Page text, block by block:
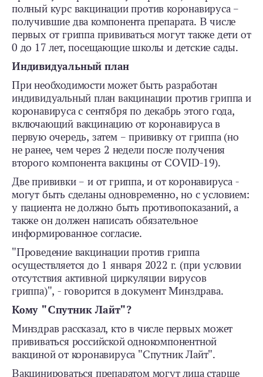
полный курс вакцинации против коронавируса –
получившие два компонента препарата. В числе
первых от гриппа прививаться могут также дети от
0 до 17 лет, посещающие школы и детские сады.
Индивидуальный план
При необходимости может быть разработан
индивидуальный план вакцинации против гриппа и
коронавируса с сентября по декабрь этого года,
включающий вакцинацию от коронавируса в
первую очередь, затем – прививку от гриппа (но
не ранее, чем через 2 недели после получения
второго компонента вакцины от COVID-19).
Две прививки – и от гриппа, и от коронавируса -
могут быть сделаны одновременно, но с условием:
у пациента не должно быть противопоказаний, а
также он должен написать обязательное
информированное согласие.
"Проведение вакцинации против гриппа
осуществляется до 1 января 2022 г. (при условии
отсутствия активной циркуляции вирусов
гриппа)", - говорится в документ Минздрава.
Кому "Спутник Лайт"?
Минздрав рассказал, кто в числе первых может
прививаться российской однокомпонентной
вакциной от коронавируса "Спутник Лайт".
Вакцинироваться препаратом могут лица старше